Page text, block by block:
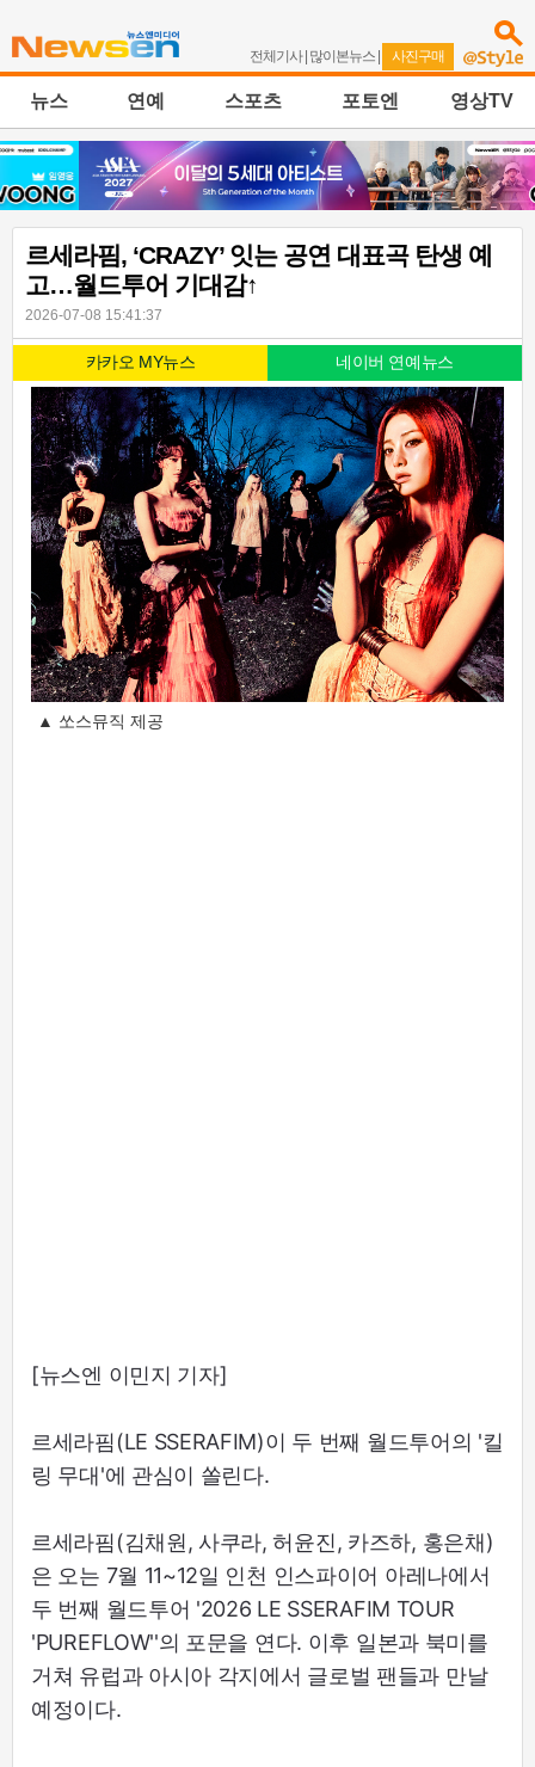
전체기사| 많이본뉴스 | 사진구매
뉴스 연예 스포츠 포토엔 영상TV
르세라핌, ‘CRAZY’ 잇는 공연 대표곡 탄생 예
고…월드투어 기대감↑
2026-07-08 15:41:37
카카오 MY뉴스 네이버 연예뉴스
▲ 쏘스뮤직 제공
[뉴스엔 이민지 기자]
르세라핌(LE SSERAFIM)이 두 번째 월드투어의 '킬
링 무대'에 관심이 쏠린다.
르세라핌(김채원, 사쿠라, 허윤진, 카즈하, 홍은채)
은 오는 7월 11~12일 인천 인스파이어 아레나에서
두 번째 월드투어 '2026 LE SSERAFIM TOUR
'PUREFLOW''의 포문을 연다. 이후 일본과 북미를
거쳐 유럽과 아시아 각지에서 글로벌 팬들과 만날
예정이다.